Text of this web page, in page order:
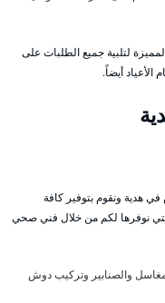
لتلبية جميع الطلبات على
ونقوم بتوفير كافة
نوفرها لكم من خلال فني صحي
والصنابير وتركيب دوش